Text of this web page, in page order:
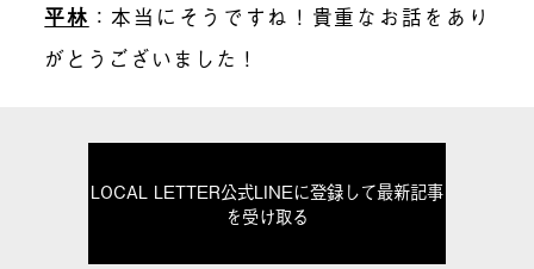
平林 ：本当にそうですね！貴重なお話をあり
がとうございました！
LOCAL LETTER公式LINEに登録して最新記事
を受け取る